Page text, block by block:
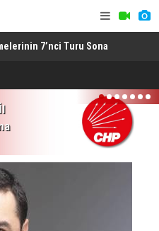
7’nci Turu Sona
1 2 3 4 5 6 7